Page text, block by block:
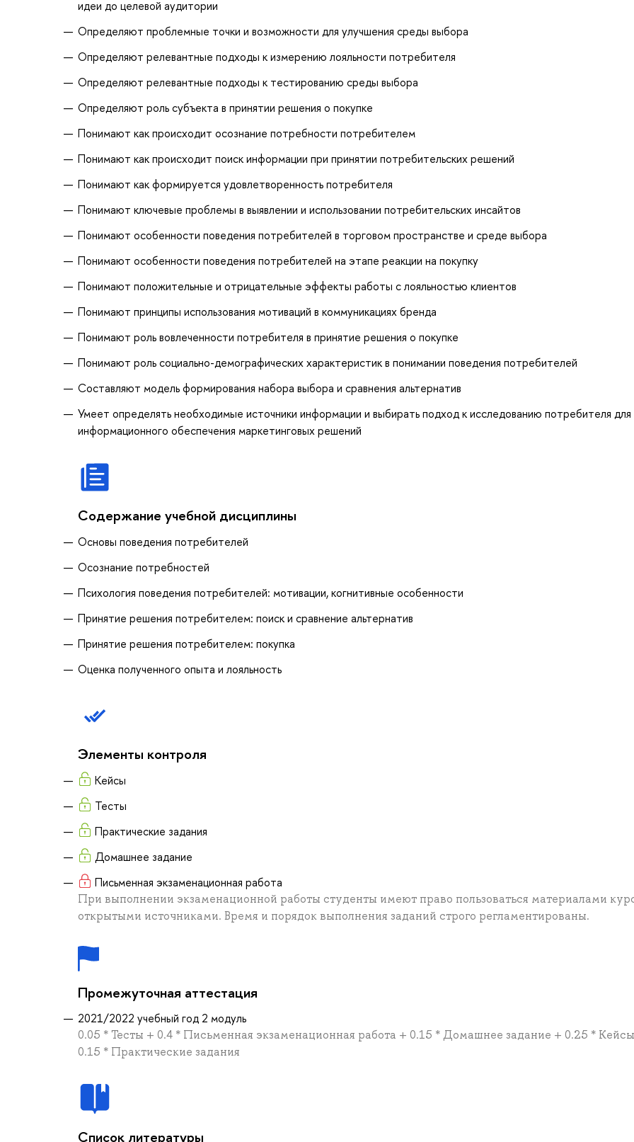
идеи до целевой аудитории
Определяют проблемные точки и возможности для улучшения среды выбора
Определяют релевантные подходы к измерению лояльности потребителя
Определяют релевантные подходы к тестированию среды выбора
Определяют роль субъекта в принятии решения о покупке
Понимают как происходит осознание потребности потребителем
Понимают как происходит поиск информации при принятии потребительских решений
Понимают как формируется удовлетворенность потребителя
Понимают ключевые проблемы в выявлении и использовании потребительских инсайтов
Понимают особенности поведения потребителей в торговом пространстве и среде выбора
Понимают особенности поведения потребителей на этапе реакции на покупку
Понимают положительные и отрицательные эффекты работы с лояльностью клиентов
Понимают принципы использования мотиваций в коммуникациях бренда
Понимают роль вовлеченности потребителя в принятие решения о покупке
Понимают роль социально-демографических характеристик в понимании поведения потребителей
Составляют модель формирования набора выбора и сравнения альтернатив
Умеет определять необходимые источники информации и выбирать подход к исследованию потребителя для
информационного обеспечения маркетинговых решений
Содержание учебной дисциплины
Основы поведения потребителей
Осознание потребностей
Психология поведения потребителей: мотивации, когнитивные особенности
Принятие решения потребителем: поиск и сравнение альтернатив
Принятие решения потребителем: покупка
Оценка полученного опыта и лояльность
Элементы контроля
Кейсы
Тесты
Практические задания
Домашнее задание
Письменная экзаменационная работа
При выполнении экзаменационной работы студенты имеют право пользоваться материалами
открытыми источниками. Время и порядок выполнения заданий строго регламентированы.
Промежуточная аттестация
2021/2022 учебный год 2 модуль
0.05 * Тесты + 0.4 * Письменная экзаменационная работа + 0.15 * Домашнее задание + 0.25 *
0.15 * Практические задания
Список литературы